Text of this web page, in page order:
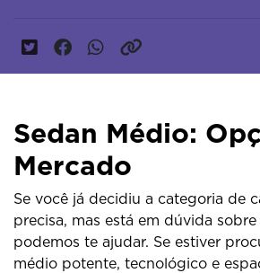
Sedan Médio:
Mercado
Se você já decidiu a categoria de
precisa, mas está em dúvida
podemos te ajudar. Se estiver
médio potente, tecnológico e